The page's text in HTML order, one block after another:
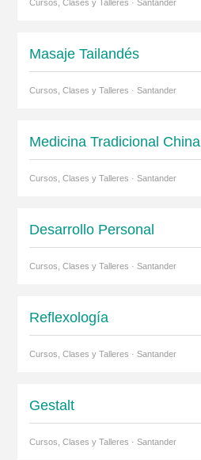
Cursos, Clases y Talleres · Santander
Masaje Tailandés
Cursos, Clases y Talleres · Santander
Medicina Tradicional China
Cursos, Clases y Talleres · Santander
Desarrollo Personal
Cursos, Clases y Talleres · Santander
Reflexología
Cursos, Clases y Talleres · Santander
Gestalt
Cursos, Clases y Talleres · Santander